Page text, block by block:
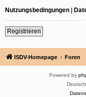
Nutzungsbedingungen |
Registrieren
ISDV-Homepage Foren
Powered by